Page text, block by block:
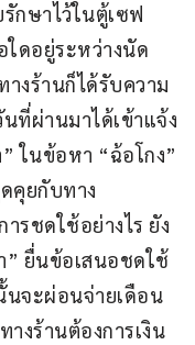
กษาไว้ในตู้เซฟ
ใดอยู่ระหว่างนัด
างร้านก็ได้รับความ
ที่ผ่านมาได้เข้าแจ้ง
ในข้อหา “ฉ้อโกง”
คุยกับทาง
รชดใช้อย่างไร ยัง
” ยื่นข้อเสนอชดใช้
นจะผ่อนจ่ายเดือน
งร้านต้องการเงิน